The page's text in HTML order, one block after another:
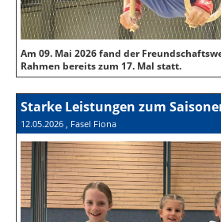
Am 09. Mai 2026 fand der
Rahmen bereits zum 17. Mal statt.
Starke Leistungen zum
12.05.2026 , Fasel Fiona